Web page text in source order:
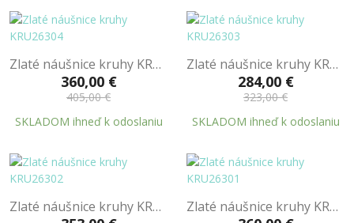
Zlaté náušnice kruhy KRU26304
360,00 €
405,00 €
SKLADOM ihneď k odoslaniu
Zlaté náušnice kruhy KRU26303
284,00 €
323,00 €
SKLADOM ihneď k odoslaniu
Zlaté náušnice kruhy KRU26302 Zlaté náušnice kruhy KRU26301